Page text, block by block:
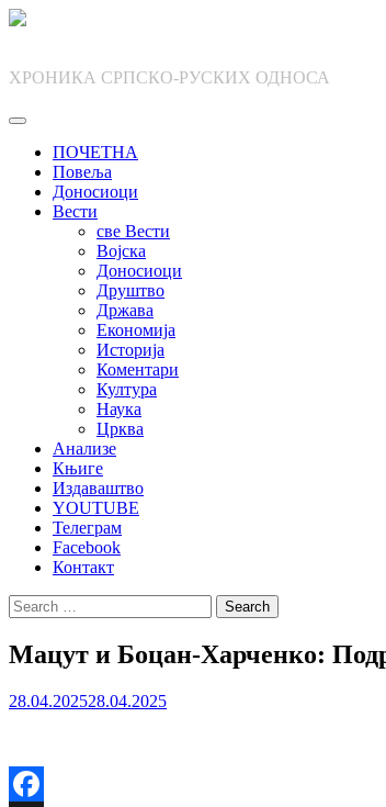
Skip
ХРОНИКА СРПСКО-РУСКИХ ОДНОСА
ПОЧЕТНА
Повеља
Доносиоци
Вести
све Вести
Војска
Доносиоци
Друштво
Држава
Економија
Историја
Коментари
Култура
Наука
Црква
Анализе
Књиге
Издаваштво
YOUTUBE
Телеграм
Facebook
Контакт
Search
for:
Мацут и Боцан-Харченко:
28.04.202528.04.2025